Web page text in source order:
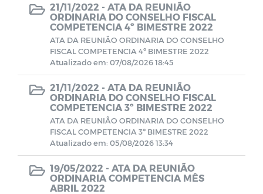
Editais
Horários Funcionários
Manuais
Mensário oficial
Concurso Público
21/11/2022 - ATA DA REUNIÃO
ORDINARIA DO CONSELHO FISCAL
COMPETENCIA 4º BIMESTRE 2022
ATA DA REUNIÃO ORDINARIA DO CONSELHO
FISCAL COMPETENCIA 4º BIMESTRE 2022
Atualizado em: 07/08/2026 18:45
21/11/2022 - ATA DA REUNIÃO
ORDINARIA DO CONSELHO FISCAL
COMPETENCIA 3º BIMESTRE 2022
ATA DA REUNIÃO ORDINARIA DO CONSELHO
FISCAL COMPETENCIA 3º BIMESTRE 2022
Atualizado em: 05/08/2026 13:34
19/05/2022 - ATA DA REUNIÃO
ORDINARIA COMPETENCIA MÊS
ABRIL 2022